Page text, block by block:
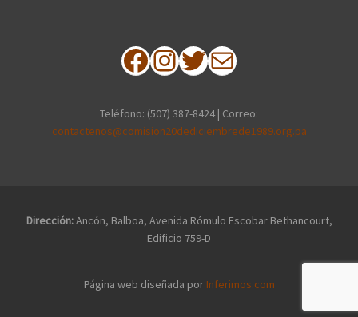
Facebook
Instagram
Twitter
Correo electrónico
Teléfono: (507) 387-8424 | Correo:
contactenos@comision20dediciembrede1989.org.pa
Dirección:Ancón, Balboa, Avenida Rómulo Escobar Bethancourt,
Edificio 759-D
Página web diseñada por Inferimos.com